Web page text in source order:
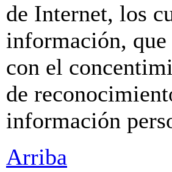
de Internet, los
información,
con el
de
información
Arriba